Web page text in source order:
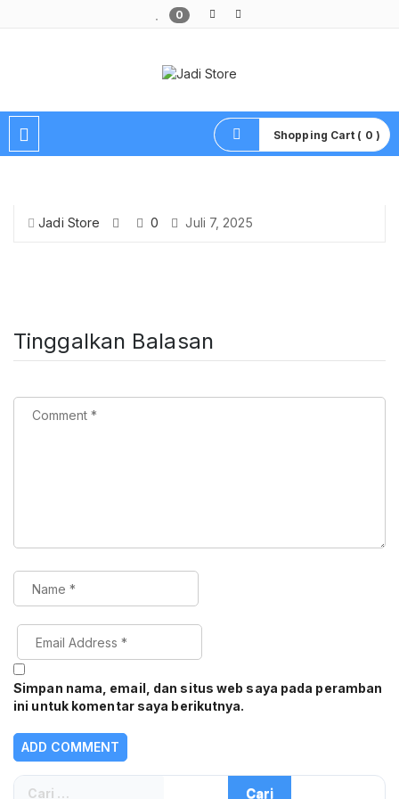
0
Shopping Cart ( 0 )
Jadi Store 0 Juli 7, 2025
Tinggalkan Balasan
Simpan nama, email, dan situs web saya pada peramban
ini untuk komentar saya berikutnya.
Cari